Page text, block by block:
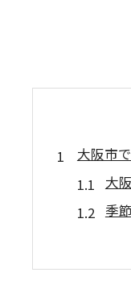
大阪市
大
季
需